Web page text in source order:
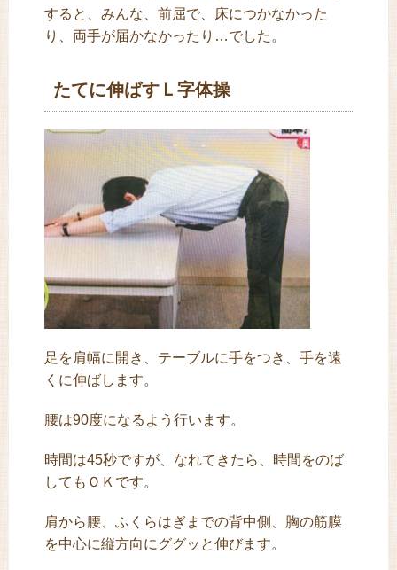
すると、みんな、前屈で、床につかなかった
り、両手が届かなかったり…でした。
たてに伸ばすＬ字体操
足を肩幅に開き、テーブルに手をつき、手を遠
くに伸ばします。
腰は90度になるよう行います。
時間は45秒ですが、なれてきたら、時間をのば
してもＯＫです。
肩から腰、ふくらはぎまでの背中側、胸の筋膜
を中心に縦方向にググッと伸びます。